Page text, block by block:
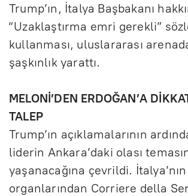
Trump’ın, İtalya Başbakanı
“Uzaklaştırma emri gerekli”
kullanması, uluslararası
şaşkınlık yarattı.
MELONİ’DEN ERDOĞAN’A
TALEP
Trump’ın açıklamalarının
liderin Ankara’daki olası
yaşanacağına çevrildi.
organlarından Corriere della